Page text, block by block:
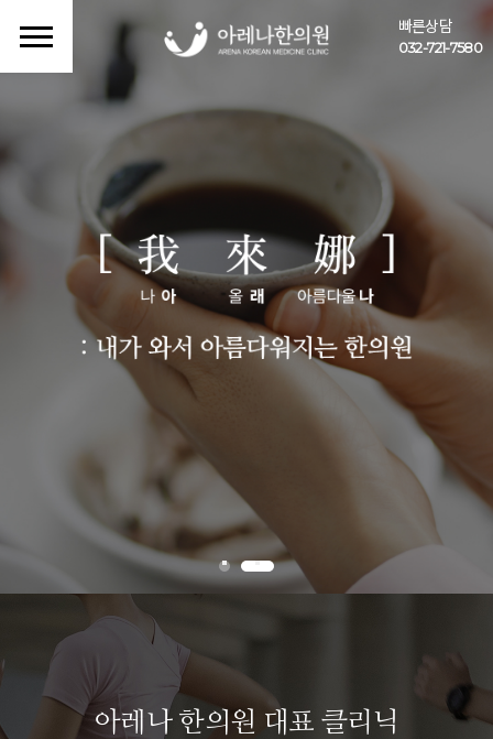
빠른상담
032-721-7580
아레나 한의원 대표 클리닉